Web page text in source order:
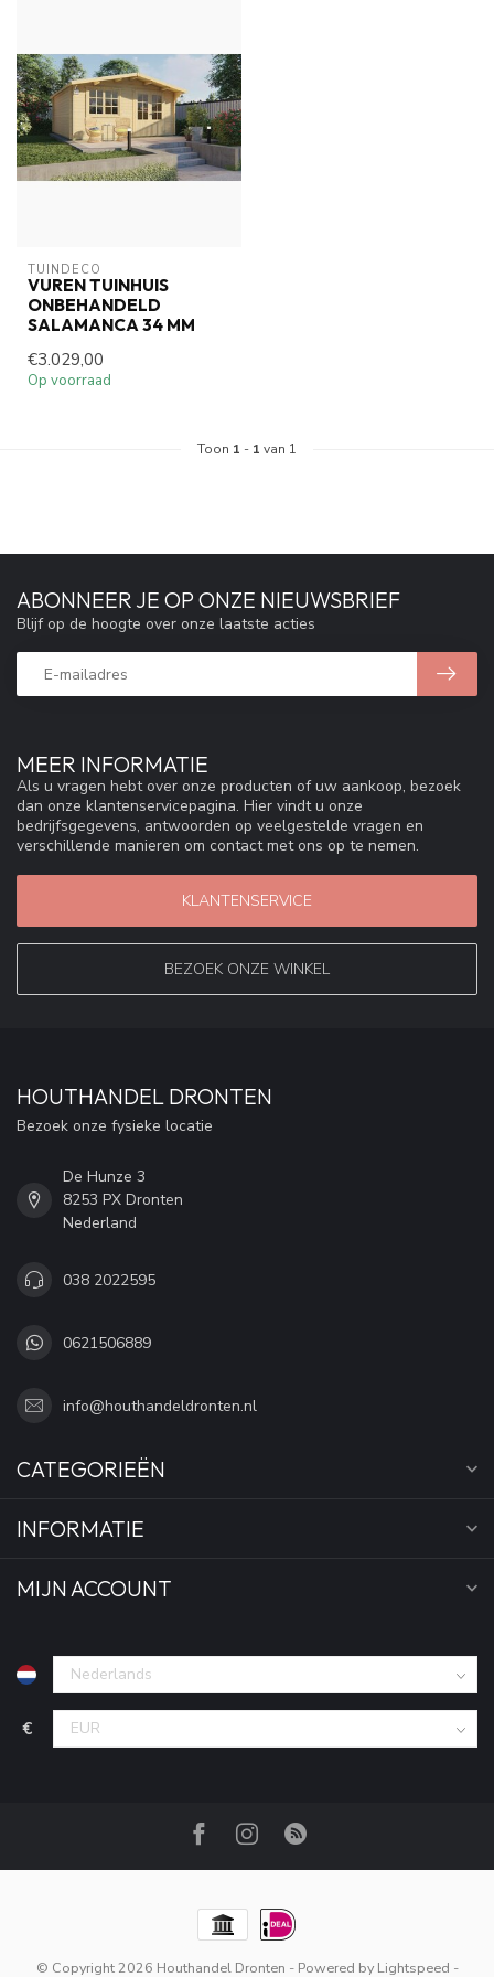
TUINDECO
VUREN TUINHUIS
ONBEHANDELD
SALAMANCA 34 MM
€3.029,00
Op voorraad
Toon 1 - 1 van 1
MEER INFORMATIE
Als u vragen hebt over onze producten of uw aankoop, bezoek
dan onze klantenservicepagina. Hier vindt u onze
bedrijfsgegevens, antwoorden op veelgestelde vragen en
verschillende manieren om contact met ons op te nemen.
KLANTENSERVICE
BEZOEK ONZE WINKEL
ABONNEER JE OP ONZE NIEUWSBRIEF
Blijf op de hoogte over onze laatste acties
HOUTHANDEL DRONTEN
Bezoek onze fysieke locatie
De Hunze 3
8253 PX Dronten
Nederland
038 2022595
0621506889
info@houthandeldronten.nl
CATEGORIEËN
INFORMATIE
MIJN ACCOUNT
€
© Copyright 2026 Houthandel Dronten - Powered by Lightspeed -